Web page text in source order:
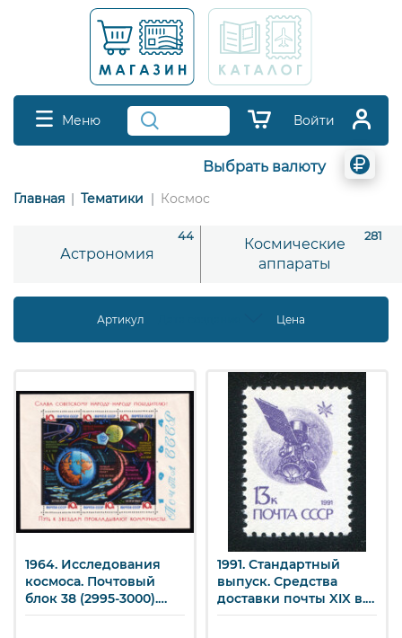
Меню Войти
Выбрать валюту
Главная Тематики Космос
Астрономия
44
Космические
аппараты
281
Артикул Цена
1964. Исследования
космоса. Почтовый
блок 38 (2995-3000).
10 к. х 6
1991. Стандартный
выпуск. Средства
доставки почты XIX в.
13 к.